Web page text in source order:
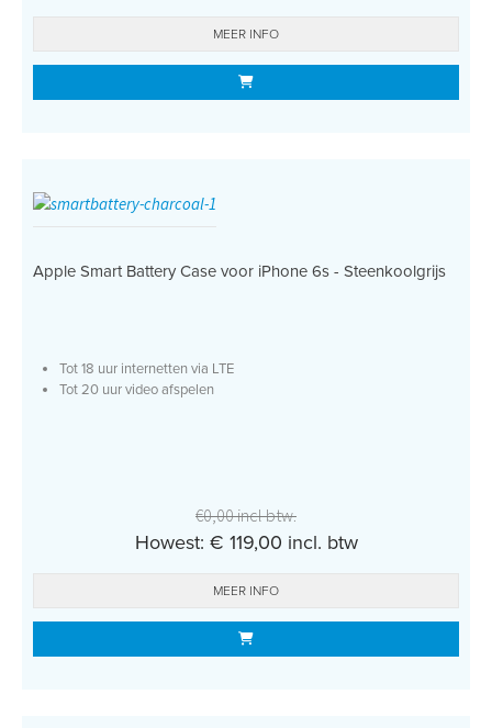
MEER INFO
Apple Smart Battery Case voor iPhone 6s - Steenkoolgrijs
Tot 18 uur internetten via LTE
Tot 20 uur video afspelen
€0,00 incl btw.
Howest: € 119,00 incl. btw
MEER INFO